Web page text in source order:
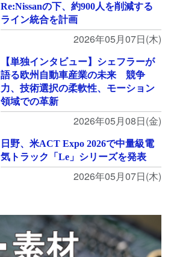
Re:Nissanの下、約900人を削減する
ライン統合を計画
2026年05月07日(木)
【単独インタビュー】シェフラーが
語る欧州自動車産業の未来 競争
力、技術選択の柔軟性、モーション
領域での革新
2026年05月08日(金)
日野、米ACT Expo 2026で中量級電
気トラック「Le」シリーズを発表
2026年05月07日(木)